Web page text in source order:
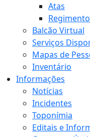
Atas
Balcão Virtual
Serviços
Mapas de
Inventário
Informações
Notícias
Incidentes
Toponímia
Editais e